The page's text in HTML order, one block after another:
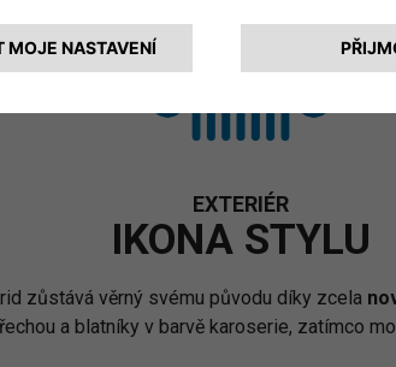
EXTERIÉR
IKONA STYLU
zůstává věrný svému původu díky zcela
a blatníky v barvě karoserie, zatímco